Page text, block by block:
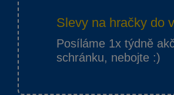
Slevy na hračky do
Posíláme 1x týdně
schránku, nebojte :)